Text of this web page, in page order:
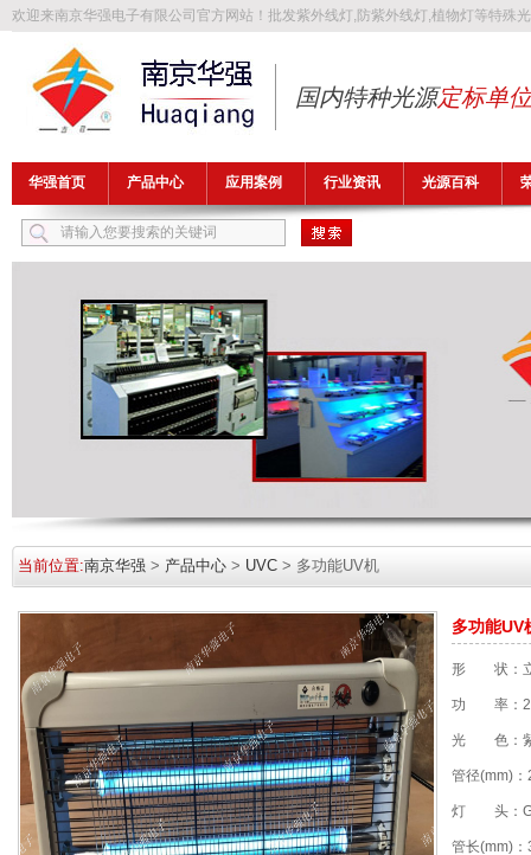
欢迎来南京华强电子有限公司官方网站！批发紫外线灯, 防紫外线灯,植物灯等特殊
国内特种光源定标单位
华强首页 产品中心 应用案例 行业资讯 光源百科
FLB1149T5UV32A-H1，H-FLB1700T5UV32A-H2
当前位置:南京华强 > 产品中心 > UVC > 多功能UV机
多功能UV
形 状：
功 率：
光 色：
管径(mm)
灯 头：
管长(mm)